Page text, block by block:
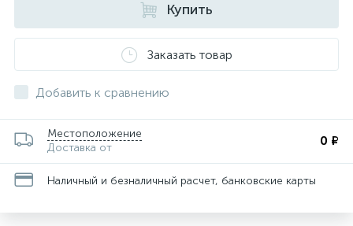
Купить
Заказать товар
Добавить к сравнению
Местоположение
Доставка от
0 ₽
Наличный и безналичный расчет, банковские карты